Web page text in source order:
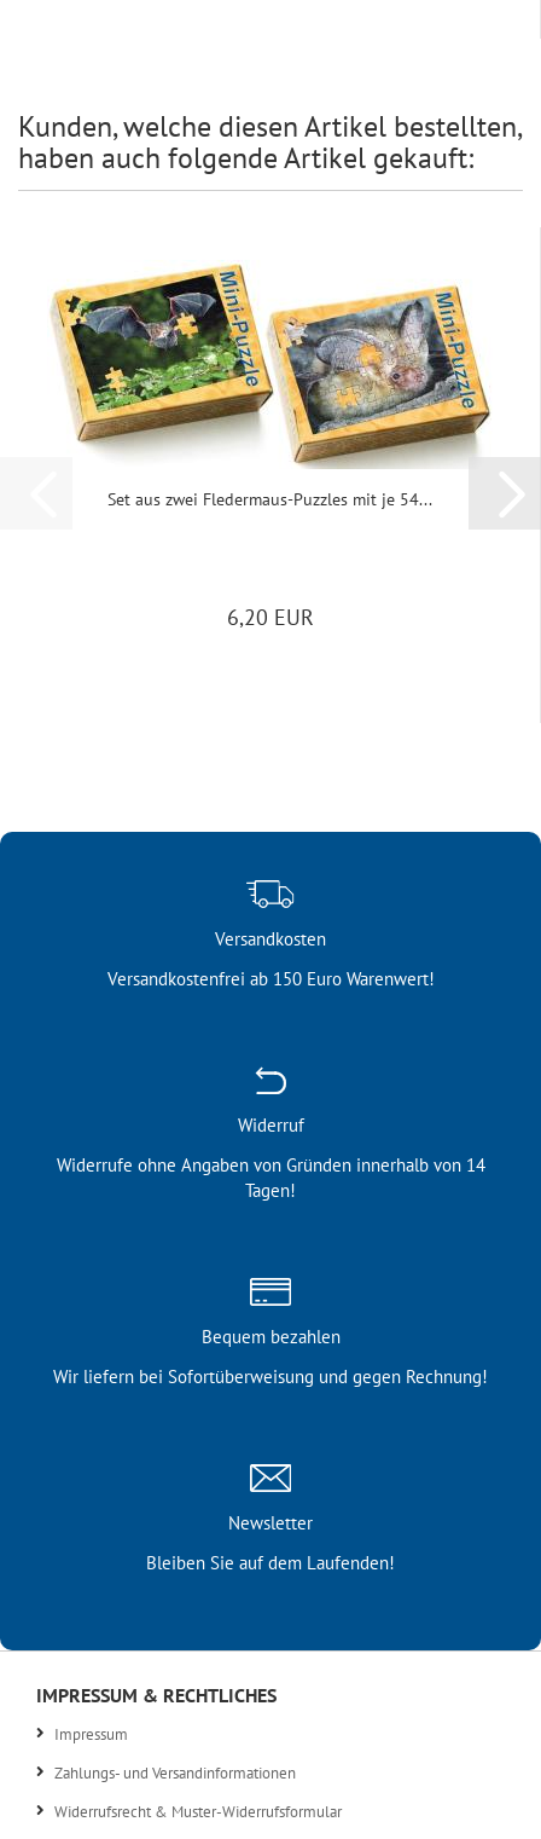
Kunden, welche diesen Artikel bestellten,
haben auch folgende Artikel gekauft:
Set aus zwei Fledermaus-​​Puz­zles mit je 54...
6,20 EUR
Versandkosten
Versandkostenfrei ab 150 Euro Warenwert!
Widerruf
Widerrufe ohne Angaben von Gründen innerhalb von 14
Tagen!
Bequem bezahlen
Wir liefern bei Sofortüber­weisung und gegen Rechnung!
Newsletter
Bleiben Sie auf dem Laufenden!
IMPRESSUM & RECHTLICHES
Impressum
Zahlungs- und Versandinformationen
Widerrufsrecht & Muster-Widerrufsformular